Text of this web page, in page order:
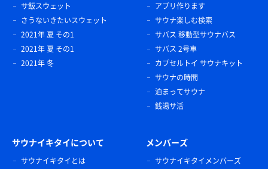
サ飯スウェット
さうないきたいスウェット
2021年 夏 その1
2021年 夏 その1
2021年 冬
アプリ作ります
サウナ楽しむ検索
サバス 移動型サウナバス
サバス 2号車
カプセルトイ サウナキット
サウナの時間
泊まってサウナ
銭湯サ活
サウナイキタイについて
サウナイキタイとは
メンバーズ
サウナイキタイメンバーズ